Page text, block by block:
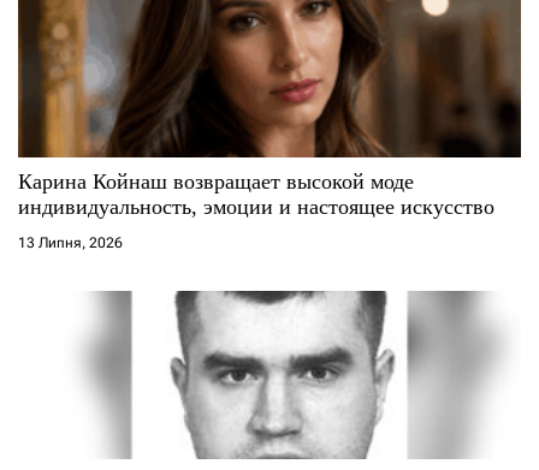
и
с
Карина Койнаш возвращает высокой моде
индивидуальность, эмоции и настоящее искусство
13 Липня, 2026